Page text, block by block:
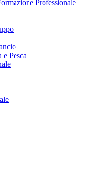
Professionale
e Pesca